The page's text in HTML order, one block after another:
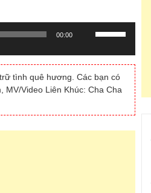
00:00
phím
mũi
tên
Lên/Xuống
để
tăng
tình quê hương. Các bạn có
MV/Video Liên Khúc: Cha Cha